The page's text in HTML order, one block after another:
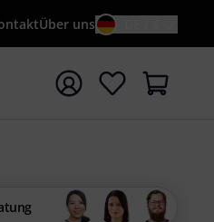
Über uns
starten